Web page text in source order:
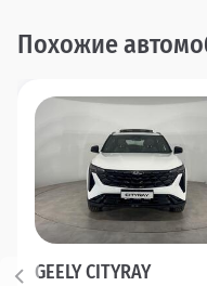
Похожие
GEELY CITYRAY